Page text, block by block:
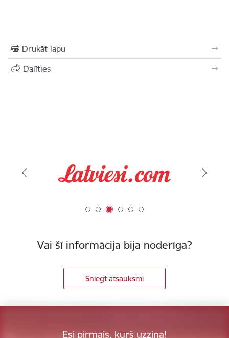
Drukāt lapu
Dalīties
Vai šī informācija bija noderīga?
Sniegt atsauksmi
Esi pirmais, kurš uzzina!